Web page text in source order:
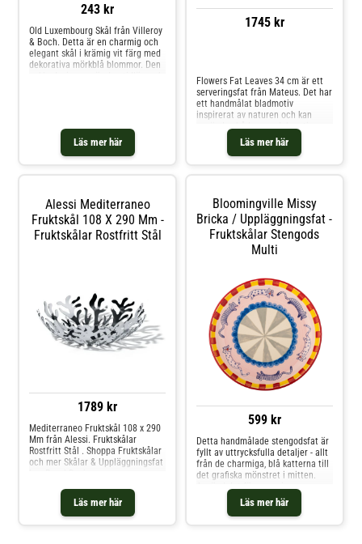
243 kr
Läs mer här
Old Luxembourg Skål från Villeroy
& Boch. Detta är en charmig och
elegant skål i krämig vit färg med
dekorativa mörkblå blommor. Den
klassiska serviser. Är tillverkad av
premiumporslin och tål både
diskmaskin och mikrovågsugn.
1745 kr
Läs mer här
Flowers Fat Leaves 34 cm är ett
serveringsfat från Mateus. Det har
ett handmålat bladmotiv
inspirerat av naturen och kan
användas både som dekoration
och för servering. Fatet kan
kombineras med andra delar från
Mateus-kollektionerna eller
middagsbjudningar eller som
fruktskål.
Alessi Mediterraneo
Fruktskål 108 X 290 Mm -
Fruktskålar Rostfritt Stål
1789 kr
Läs mer här
Mediterraneo Fruktskål 108 x 290
Mm från Alessi. Fruktskålar
Rostfritt Stål . Shoppa Fruktskålar
och mer Skålar & Uppläggningsfat
Bloomingville Missy
Bricka / Uppläggningsfat -
Fruktskålar Stengods
Multi
599 kr
Läs mer här
Detta handmålade stengodsfat är
fyllt av uttrycksfulla detaljer - allt
från de charmiga, blå katterna till
det grafiska mönstret i mitten.
Använd det för servering av
småplock eller som ett unikt och
färgstarkt dekorationsobjekt som
sprider glädje var det än